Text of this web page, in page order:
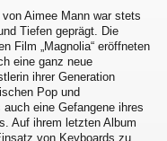
von Aimee Mann war stets
Tiefen geprägt. Die
Film „Magnolia“ eröffneten
eine ganz neue
ihrer Generation
Pop und
eine Gefangene ihres
Auf ihrem letzten Album
von Keyboards zu